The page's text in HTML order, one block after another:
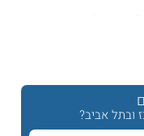
ובתל אביב?